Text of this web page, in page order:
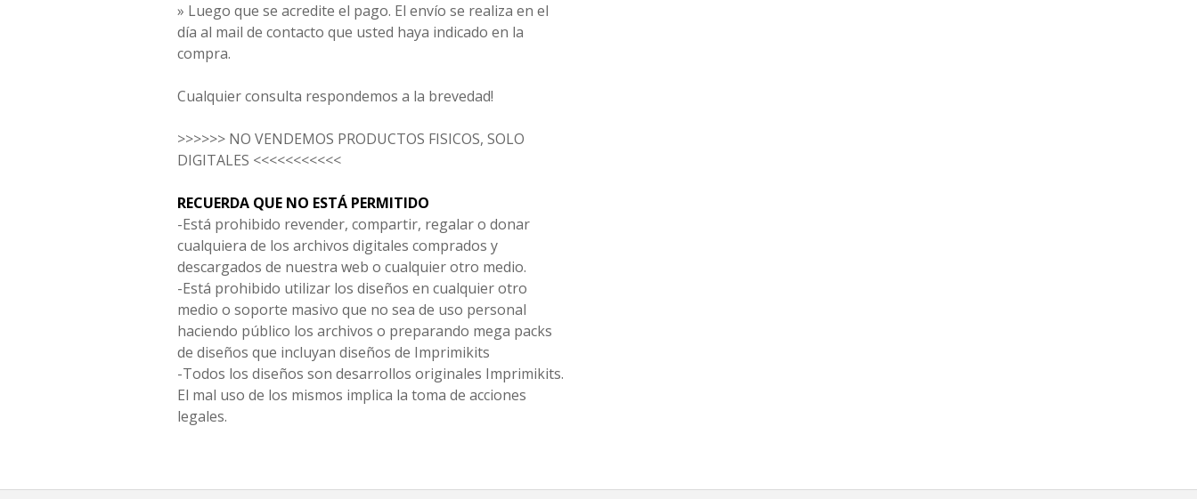
» Luego que se acredite el pago. El envío se realiza en el
día al mail de contacto que usted haya indicado en la
compra.
Cualquier consulta respondemos a la brevedad!
>>>>>> NO VENDEMOS PRODUCTOS FISICOS, SOLO
DIGITALES <<<<<<<<<<<
RECUERDA QUE NO ESTÁ PERMITIDO
-Está prohibido revender, compartir, regalar o donar
cualquiera de los archivos digitales comprados y
descargados de nuestra web o cualquier otro medio.
-Está prohibido utilizar los diseños en cualquier otro
medio o soporte masivo que no sea de uso personal
haciendo público los archivos o preparando mega packs
de diseños que incluyan diseños de Imprimikits
-Todos los diseños son desarrollos originales Imprimikits.
El mal uso de los mismos implica la toma de acciones
legales.